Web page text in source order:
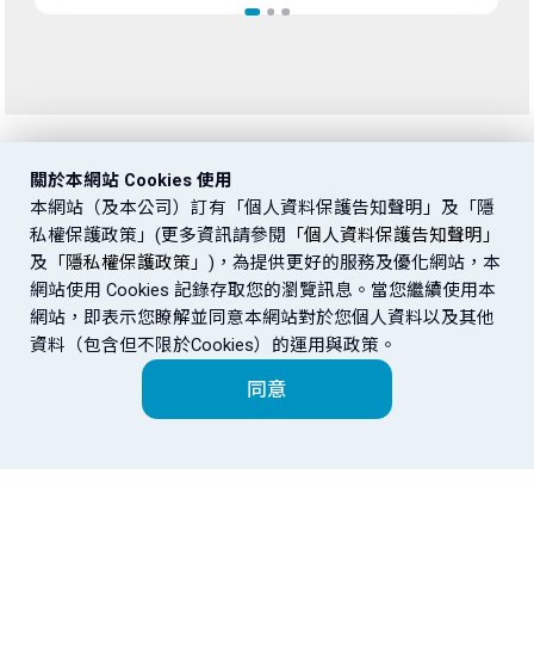
關於本網站 Cookies 使用
本網站（及本公司）訂有「個人資料保護告知聲明」及「隱
私權保護政策」(更多資訊請參閱 「個人資料保護告知聲明」
及 「隱私權保護政策」)，為提供更好的服務及優化網站，本
網站使用 Cookies 記錄存取您的瀏覽訊息。當您繼續使用本
網站，即表示您瞭解並同意本網站對於您個人資料以及其他
資料（包含但不限於Cookies）的運用與政策。
同意